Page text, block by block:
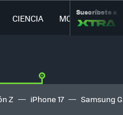
CIENCIA MOVILIDAD
Suscríbete a
Z iPhone 17 Samsung